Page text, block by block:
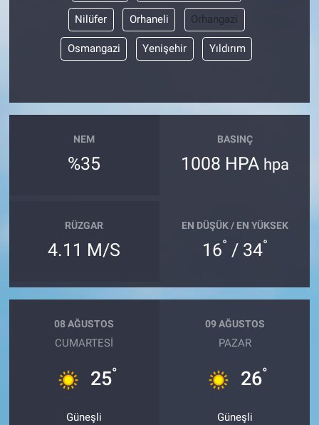
Nilüfer Orhaneli Orhangazi
Osmangazi Yenişehir Yıldırım
NEM
%35
BASINÇ
1008 HPA hpa
RÜZGAR
4.11 M/S
EN DÜŞÜK / EN YÜKSEK
16° / 34°
08 AĞUSTOS
CUMARTESI
25°
Güneşli
09 AĞUSTOS
PAZAR
26°
Güneşli